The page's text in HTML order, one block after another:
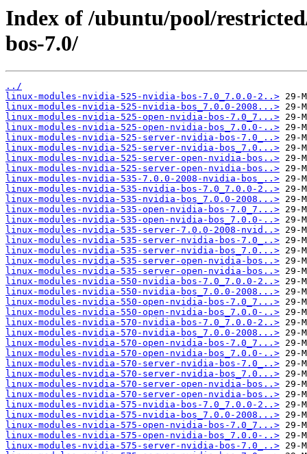
Index of /ubuntu/pool/
bos-7.0/
../
linux-modules-nvidia-525-nvidia-bos-7.0_7.0.0-2..>
linux-modules-nvidia-525-nvidia-bos_7.0.0-2008...>
linux-modules-nvidia-525-open-nvidia-bos-7.0_7...>
linux-modules-nvidia-525-open-nvidia-bos_7.0.0-..>
linux-modules-nvidia-525-server-nvidia-bos-7.0_..>
linux-modules-nvidia-525-server-nvidia-bos_7.0...>
linux-modules-nvidia-525-server-open-nvidia-bos..>
linux-modules-nvidia-525-server-open-nvidia-bos..>
linux-modules-nvidia-535-7.0.0-2008-nvidia-bos_..>
linux-modules-nvidia-535-nvidia-bos-7.0_7.0.0-2..>
linux-modules-nvidia-535-nvidia-bos_7.0.0-2008...>
linux-modules-nvidia-535-open-nvidia-bos-7.0_7...>
linux-modules-nvidia-535-open-nvidia-bos_7.0.0-..>
linux-modules-nvidia-535-server-7.0.0-2008-nvid..>
linux-modules-nvidia-535-server-nvidia-bos-7.0_..>
linux-modules-nvidia-535-server-nvidia-bos_7.0...>
linux-modules-nvidia-535-server-open-nvidia-bos..>
linux-modules-nvidia-535-server-open-nvidia-bos..>
linux-modules-nvidia-550-nvidia-bos-7.0_7.0.0-2..>
linux-modules-nvidia-550-nvidia-bos_7.0.0-2008...>
linux-modules-nvidia-550-open-nvidia-bos-7.0_7...>
linux-modules-nvidia-550-open-nvidia-bos_7.0.0-..>
linux-modules-nvidia-570-nvidia-bos-7.0_7.0.0-2..>
linux-modules-nvidia-570-nvidia-bos_7.0.0-2008...>
linux-modules-nvidia-570-open-nvidia-bos-7.0_7...>
linux-modules-nvidia-570-open-nvidia-bos_7.0.0-..>
linux-modules-nvidia-570-server-nvidia-bos-7.0_..>
linux-modules-nvidia-570-server-nvidia-bos_7.0...>
linux-modules-nvidia-570-server-open-nvidia-bos..>
linux-modules-nvidia-570-server-open-nvidia-bos..>
linux-modules-nvidia-575-nvidia-bos-7.0_7.0.0-2..>
linux-modules-nvidia-575-nvidia-bos_7.0.0-2008...>
linux-modules-nvidia-575-open-nvidia-bos-7.0_7...>
linux-modules-nvidia-575-open-nvidia-bos_7.0.0-..>
linux-modules-nvidia-575-server-nvidia-bos-7.0_..>